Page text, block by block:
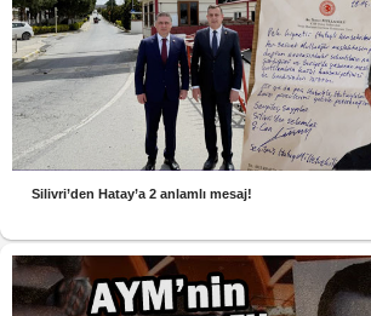
Silivri’den Hatay’a 2 anlamlı mesaj!